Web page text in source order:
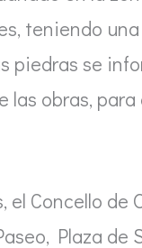
teniendo
piedras se
obras,
Concello
Plaza de